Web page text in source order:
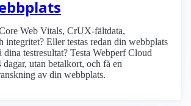
Web Vitals, CrUX-fältdata,
integritet? Eller testas redan din webbplats
testresultat? Testa Webperf Cloud
utan betalkort, och få en
av din webbplats.